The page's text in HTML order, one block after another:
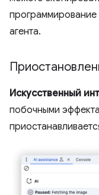
агента.
Искусственный
побочными